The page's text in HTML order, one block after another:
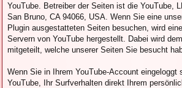
YouTube. Betreiber der Seiten ist die YouTube,
San Bruno, CA 94066, USA. Wenn Sie eine
Plugin ausgestatteten Seiten besuchen, wird
Servern von YouTube hergestellt. Dabei wird
mitgeteilt, welche unserer Seiten Sie besucht
Wenn Sie in Ihrem YouTube-Account eingeloggt
YouTube, Ihr Surfverhalten direkt Ihrem